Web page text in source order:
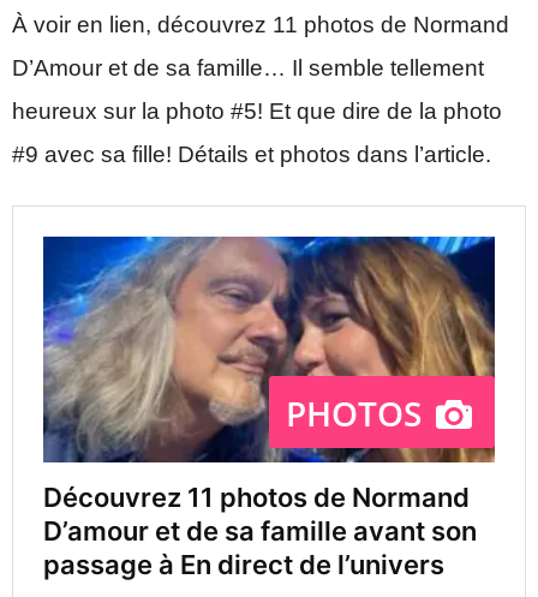
À voir en lien, découvrez 11 photos de Normand
D’Amour et de sa famille… Il semble tellement
heureux sur la photo #5! Et que dire de la photo
#9 avec sa fille! Détails et photos dans l’article.